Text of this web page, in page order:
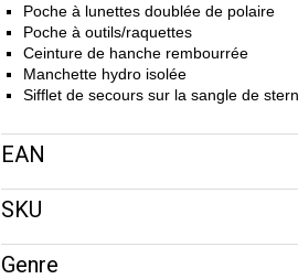
Poche à lunettes doublée de polaire
Poche à outils/raquettes
Ceinture de hanche rembourrée
Manchette hydro isolée
Sifflet de secours sur la sangle de
EAN
SKU
Genre